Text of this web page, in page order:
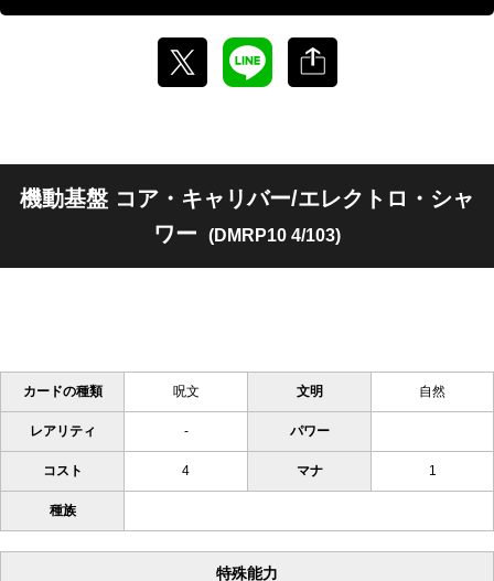
機動基盤 コア・キャリバー/エレクトロ・シャ
ワー
(DMRP10 4/103)
カードの種類 呪文 文明 自然
レアリティ - パワー
コスト 4 マナ 1
種族
特殊能力